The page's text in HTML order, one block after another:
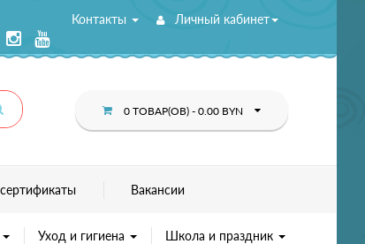
Контакты Личный кабинет
0 ТОВАР(ОВ) - 0.00 BYN
Вакансии
Уход и гигиена Школа и праздник